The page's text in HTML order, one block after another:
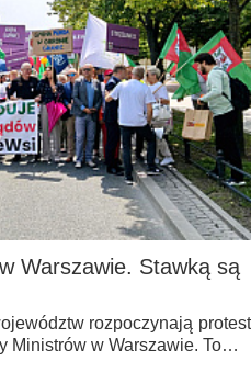
Warszawie. Stawką są
rozpoczynają protest
Ministrów w Warszawie. To…